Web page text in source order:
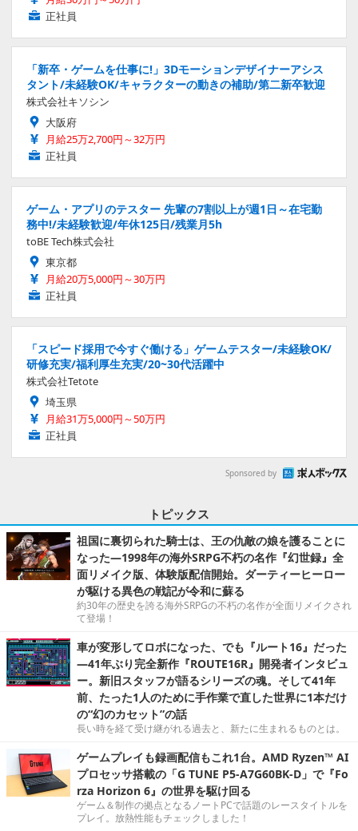
正社員
「新卒・ゲームを仕事に!」3Dモーションデザイナーアシス
タント/未経験OK/キャラクターの動きの補助/第二新卒歓迎
株式会社キソシン
大阪府
月給25万2,700円～32万円
正社員
ゲーム・アプリのテスター 先輩の7割以上が週1日～在宅勤
務中!/未経験歓迎/年休125日/残業月5h
toBE Tech株式会社
東京都
月給20万5,000円～30万円
正社員
「スピード採用で今すぐ働ける」ゲームテスター/未経験OK/
研修充実/福利厚生充実/20~30代活躍中
株式会社Tetote
埼玉県
月給31万5,000円～50万円
正社員
Sponsored by
トピックス
祖国に裏切られた騎士は、王の仇敵の娘を護ることに
なった―1998年の海外SRPG不朽の名作『幻世録』全
面リメイク版、体験版配信開始。ダーティーヒーロー
が駆ける異色の戦記が令和に蘇る
約30年の歴史を誇る海外SRPGの不朽の名作が全面リメイクされ
て登場！
車が変形してロボになった、でも『ルート16』だった
―41年ぶり完全新作『ROUTE16R』開発者インタビュ
ー。新旧スタッフが語るシリーズの魂。そして41年
前、たった1人のために手作業で直した世界に1本だけ
の“幻のカセット”の話
長い時を経て受け継がれる過去と、新たに生まれるものとは。
ゲームプレイも録画配信もこれ1台。AMD Ryzen™ AI
プロセッサ搭載の「G TUNE P5-A7G60BK-D」で『Fo
rza Horizon 6』の世界を駆け回る
ゲーム＆制作の拠点となるノートPCで話題のレースタイトルを
プレイ。放熱性能もチェックしました！